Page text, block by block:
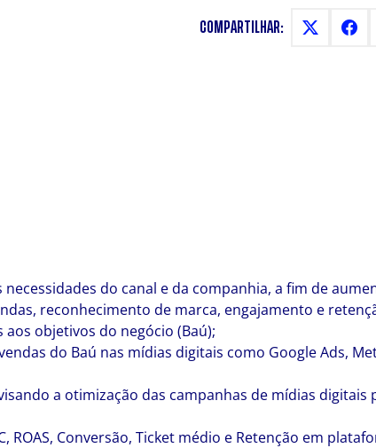
COMPARTILHAR:
do canal e da companhia, a fim de
reconhecimento de marca, engajamento e
objetivos do negócio (Baú);
do Baú nas mídias digitais como Google Ads,
a otimização das campanhas de mídias
Conversão, Ticket médio e Retenção em